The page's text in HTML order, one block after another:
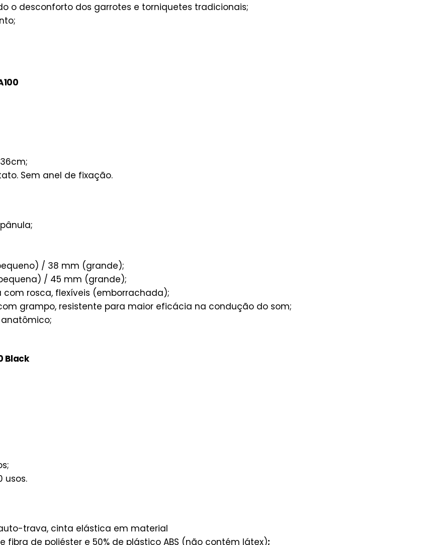
o desconforto dos garrotes e torniquetes tradicionais;
Sem anel de fixação.
/ 38 mm (grande);
/ 45 mm (grande);
com rosca, flexíveis (emborrachada);
grampo, resistente para maior eficácia na condução do som;
Black
usos.
trava, cinta elástica em material
fibra de poliéster e 50% de plástico ABS (não contém látex);